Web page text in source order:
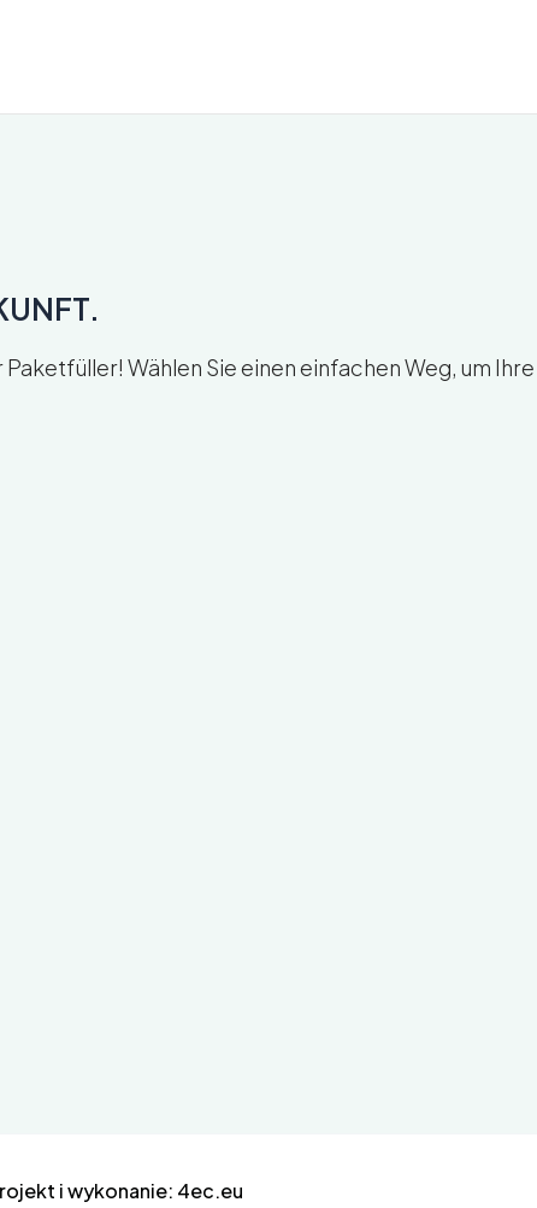
Wählen Sie einen einfachen Weg, um
i wykonanie: 4ec.eu